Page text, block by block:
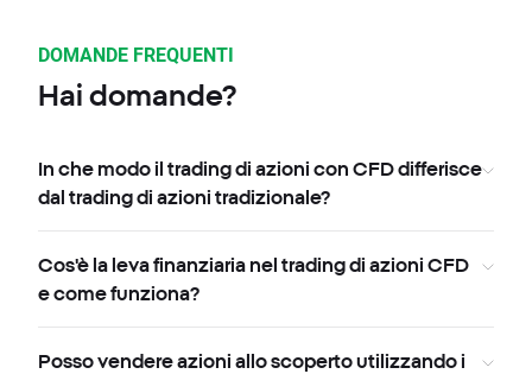
DOMANDE FREQUENTI
Hai domande?
In che modo il trading di azioni con CFD differisce
dal trading di azioni tradizionale?
Cos'è la leva finanziaria nel trading di azioni CFD
e come funziona?
Posso vendere azioni allo scoperto utilizzando i